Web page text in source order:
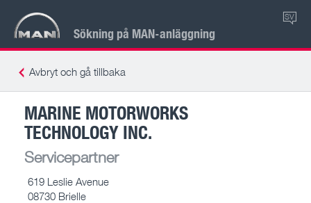
Sökning på MAN-anläggning
SV
Avbryt och gå tillbaka
MARINE MOTORWORKS
TECHNOLOGY INC.
Servicepartner
619 Leslie Avenue
08730 Brielle